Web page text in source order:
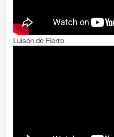
Luisón de Fierro